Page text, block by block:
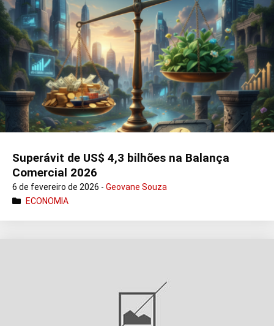
Superávit de US$ 4,3 bilhões na Balança
Comercial 2026
6 de fevereiro de 2026 - Geovane Souza
ECONOMIA